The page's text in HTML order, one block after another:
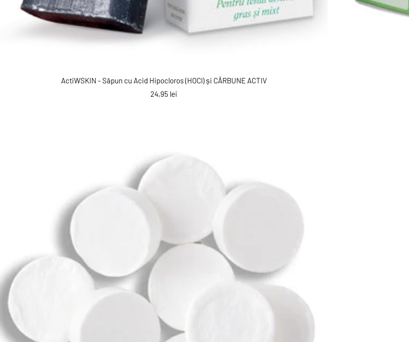
ActiWSKIN - Săpun cu Acid Hipocloros (HOCl) și CĂRBUNE ACTIV
Preț
24,95 lei